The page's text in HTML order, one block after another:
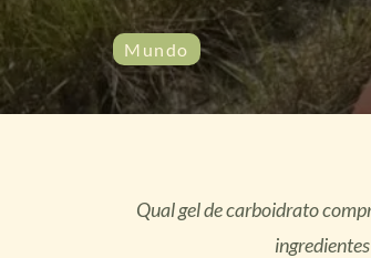
Mundo
Qual gel de carboidrato